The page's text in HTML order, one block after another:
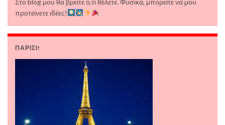
Στο blog μου θα βρείτε ό,τι θέλετε. Φυσικά, μπορείτε να μου
προτείνετε ιδέες!
ΠΑΡΙΣΙ!